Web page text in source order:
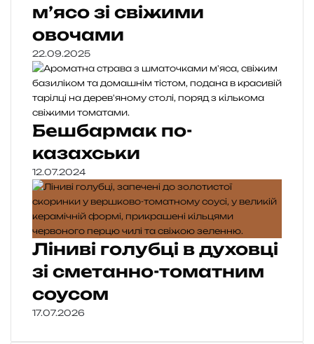
м’ясо зі свіжими
овочами
22.09.2025
Бешбармак по-
казахськи
12.07.2024
Ліниві голубці в духовці
зі сметанно-томатним
соусом
17.07.2026